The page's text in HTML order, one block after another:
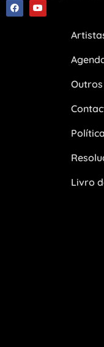
Livro